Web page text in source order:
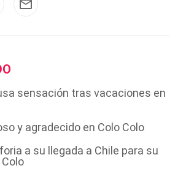
sensación tras vacaciones en
y agradecido en Colo Colo
a su llegada a Chile para su